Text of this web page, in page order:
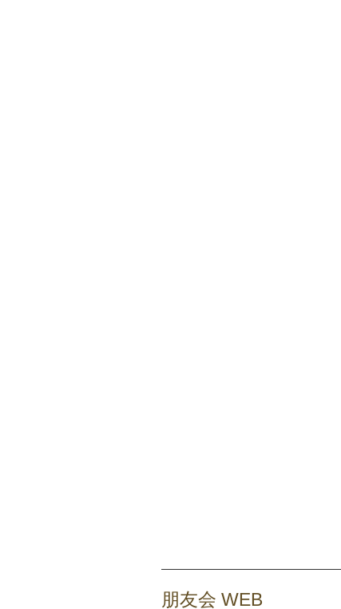
朋友会 WEB